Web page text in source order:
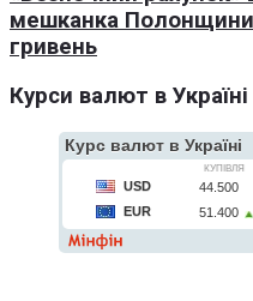
мешканка
гривень
Курси валют в Україні